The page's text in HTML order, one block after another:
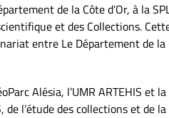
de la Côte d’Or, à la
et des Collections.
entre Le Département de la
Alésia, l’UMR ARTEHIS et
de l’étude des collections et de